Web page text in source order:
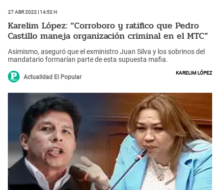
27 Abr 2022 | 14:52 h
Karelim López: “Corroboro y ratifico que Pedro
Castillo maneja organización criminal en el MTC”
Asimismo, aseguró que el exministro Juan Silva y los sobrinos del
mandatario formarían parte de esta supuesta mafia.
Actualidad El Popular
Karelim López